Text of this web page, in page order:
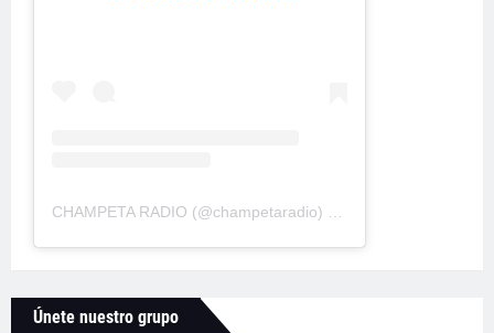
CHAMPETA RADIO (@champetaradio) • Fotos y videos de Instagram
Únete nuestro grupo